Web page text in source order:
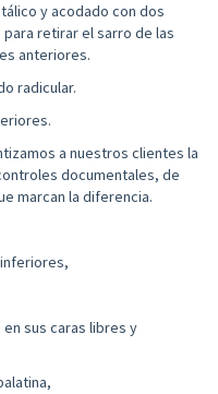
y acodado con dos
retirar el sarro de las
anteriores.
radicular.
a nuestros clientes la
documentales, de
marcan la diferencia.
sus caras libres y